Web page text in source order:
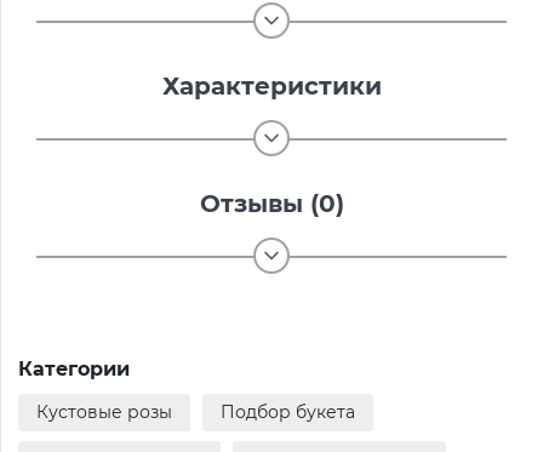
Характеристики
Отзывы (0)
Категории
Кустовые розы Подбор букета